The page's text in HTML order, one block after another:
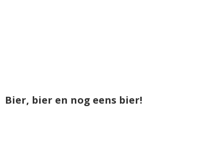
Bier, bier en nog eens bier!